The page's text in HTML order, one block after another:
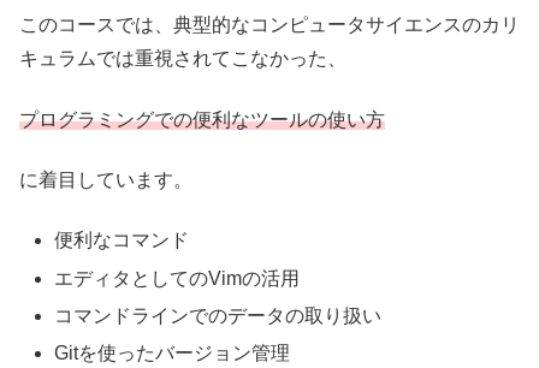
このコースでは、典型的なコンピュータサイエンスのカリ
キュラムでは重視されてこなかった、
プログラミングでの便利なツールの使い方
に着目しています。
便利なコマンド
エディタとしてのVimの活用
コマンドラインでのデータの取り扱い
Gitを使ったバージョン管理